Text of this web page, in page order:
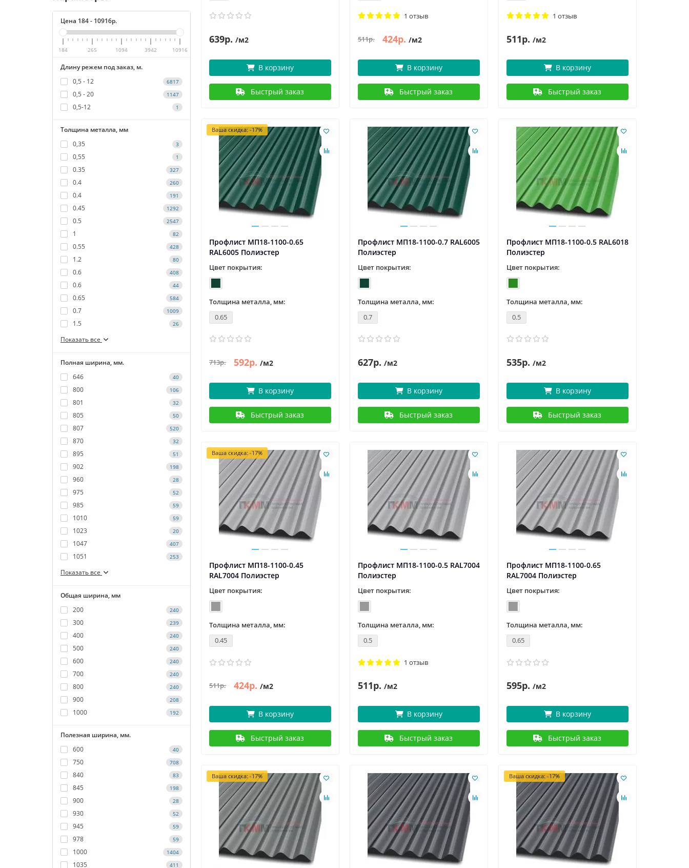
Цена 184- 10916р.
184 265 1094 3942 10916
Длину режем под заказ, м.
0,5 - 12
6817
0,5 - 20 1147
0,5-12 1
Толщина металла, мм
0,35
3
0,55 1
0.35 327
0.4 260
0.4 191
0.45 1292
0.5 2547
1 82
0.55 428
1.2 80
0.6 408
0.6 44
0.65 584
0.7 1009
1.5 26
Показать все
Полная ширина, мм.
646
40
800 106
801 32
805 50
807 520
870 32
895 51
902 198
960 28
975 52
985 59
1010 59
1023 20
1047 407
1051 253
Показать все
Общая ширина, мм
200
240
300 239
400 240
500 240
600 240
700 240
800 240
900 208
1000 192
Полезная ширина, мм.
600
40
750 708
840 83
845 198
900 28
930 52
945 59
978 59
1000 1404
1035 411
639р. /м2
В корзину
Быстрый заказ
1 отзыв
511р. 424р. /м2
В корзину
Быстрый заказ
1 отзыв
511р. /м2
В корзину
Быстрый заказ
Ваша скидка: -17%
Профлист МП18-1100-0.65
RAL6005 Полиэстер
Цвет покрытия:
Толщина металла, мм:
0.65
713р. 592р. /м2
В корзину
Быстрый заказ
Профлист МП18-1100-0.7 RAL6005
Полиэстер
Цвет покрытия:
Толщина металла, мм:
0.7
627р. /м2
В корзину
Быстрый заказ
Профлист МП18-1100-0.5 RAL6018
Полиэстер
Цвет покрытия:
Толщина металла, мм:
0.5
535р. /м2
В корзину
Быстрый заказ
Ваша скидка: -17%
Профлист МП18-1100-0.45
RAL7004 Полиэстер
Цвет покрытия:
Толщина металла, мм:
0.45
511р. 424р. /м2
В корзину
Быстрый заказ
Профлист МП18-1100-0.5 RAL7004
Полиэстер
Цвет покрытия:
Толщина металла, мм:
0.5
1 отзыв
511р. /м2
В корзину
Быстрый заказ
Профлист МП18-1100-0.65
RAL7004 Полиэстер
Цвет покрытия:
Толщина металла, мм:
0.65
595р. /м2
В корзину
Быстрый заказ
Ваша скидка: -17% Ваша скидка: -17%